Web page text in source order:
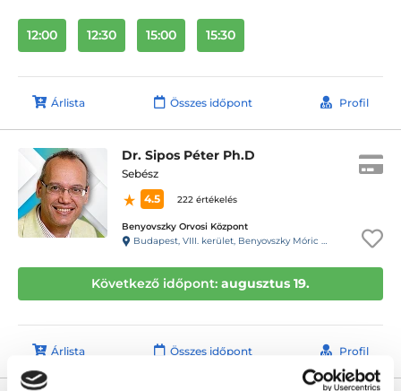
12:00 12:30 15:00 15:30
Árlista Összes időpont Profil
Dr. Sipos Péter Ph.D
Sebész
4.5
222 értékelés
Benyovszky Orvosi Központ
Budapest, VIII. kerület, Benyovszky Móric utca 10.
Következő időpont: augusztus 19.
Árlista Összes időpont Profil